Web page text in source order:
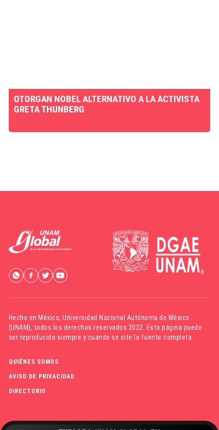
OTORGAN NOBEL ALTERNATIVO A LA ACTIVISTA
GRETA THUNBERG
Hecho en México,Universidad Nacional Autónoma de México
(UNAM), todos los derechos reservados 2022. Esta página puede
ser reproducida siempre y cuando se cite la fuente completa.
QUIÉNES SOMOS
AVISO DE PRIVACIDAD
DIRECTORIO